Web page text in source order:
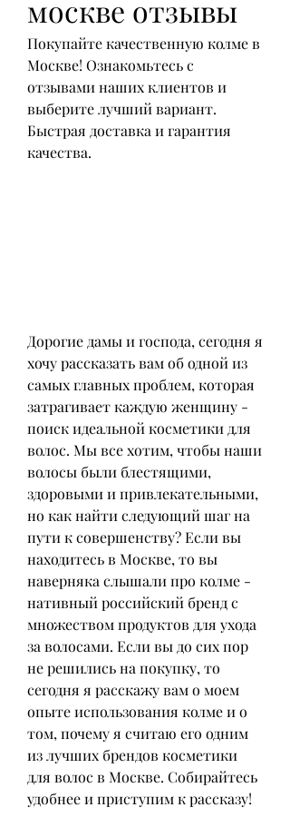
москве отзывы
Покупайте качественную колме в
Москве! Ознакомьтесь с
отзывами наших клиентов и
выберите лучший вариант.
Быстрая доставка и гарантия
качества.
Дорогие дамы и господа, сегодня я
хочу рассказать вам об одной из
самых главных проблем, которая
затрагивает каждую женщину -
поиск идеальной косметики для
волос. Мы все хотим, чтобы наши
волосы были блестящими,
здоровыми и привлекательными,
но как найти следующий шаг на
пути к совершенству? Если вы
находитесь в Москве, то вы
наверняка слышали про колме -
нативный российский бренд с
множеством продуктов для ухода
за волосами. Если вы до сих пор
не решились на покупку, то
сегодня я расскажу вам о моем
опыте использования колме и о
том, почему я считаю его одним
из лучших брендов косметики
для волос в Москве. Собирайтесь
удобнее и приступим к рассказу!